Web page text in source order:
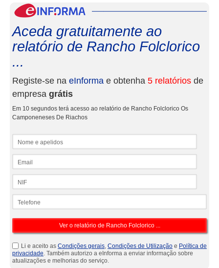
Aceda gratuitamente ao
relatório de Rancho Folclorico
...
Registe-se na eInforma e obtenha 5 relatórios de
empresa grátis
Em 10 segundos terá acesso ao relatório de Rancho Folclorico Os
Camponeneses De Riachos
Li e aceito as Condições gerais, Condições de Utilização e Política de
privacidade. Também autorizo a eInforma a enviar informação sobre
atualizações e melhorias do serviço.